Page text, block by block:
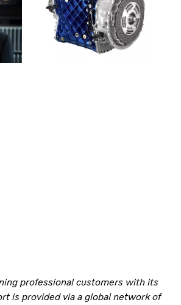
professional customers with its
is provided via a global network of